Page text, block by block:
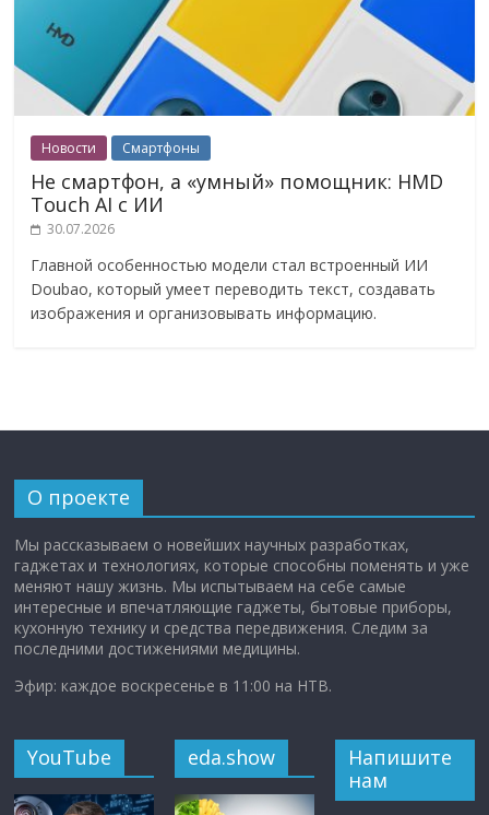
Новости Смартфоны
Не смартфон, а «умный» помощник: HMD
Touch AI с ИИ
30.07.2026
Главной особенностью модели стал встроенный ИИ
Doubao, который умеет переводить текст, создавать
изображения и организовывать информацию.
О проекте
Мы рассказываем о новейших научных разработках,
гаджетах и технологиях, которые способны поменять и уже
меняют нашу жизнь. Мы испытываем на себе самые
интересные и впечатляющие гаджеты, бытовые приборы,
кухонную технику и средства передвижения. Следим за
последними достижениями медицины.
Эфир: каждое воскресенье в 11:00 на НТВ.
YouTube eda.show
Напишите
нам